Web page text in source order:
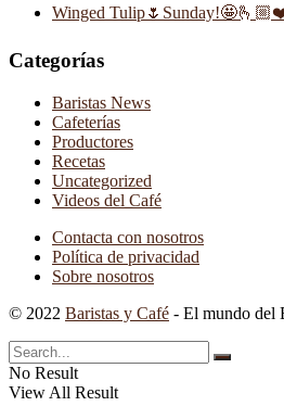
Winged
Categorías
Baristas News
Cafeterías
Productores
Recetas
Uncategorized
Videos del Café
Contacta con nosotros
Política de privacidad
Sobre nosotros
© 2022 Baristas y Café - El mundo del
No Result
View All Result